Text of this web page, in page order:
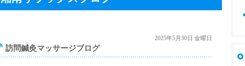
2025年5月30日 金曜日
訪問鍼灸マッサージブログ